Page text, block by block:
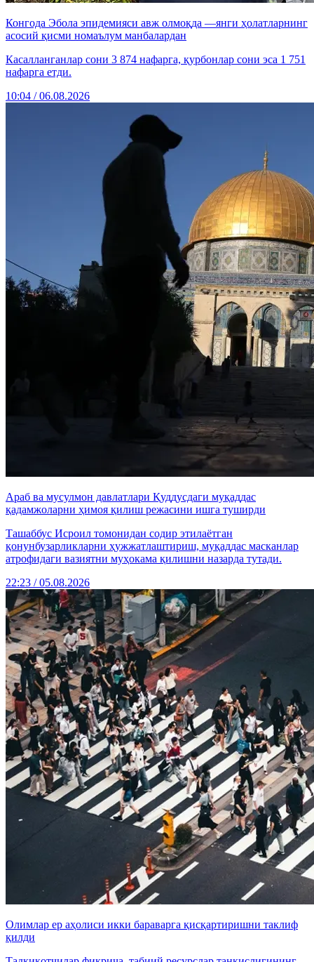
Конгода Эбола эпидемияси авж олмоқда —янги ҳолатларнинг
асосий қисми номаълум манбалардан
Касалланганлар сони 3 874 нафарга, қурбонлар сони эса 1 751
нафарга етди.
10:04 / 06.08.2026
Араб ва мусулмон давлатлари Қуддусдаги муқаддас
қадамжоларни ҳимоя қилиш режасини ишга туширди
Ташаббус Исроил томонидан содир этилаётган
қонунбузарликларни ҳужжатлаштириш, муқаддас масканлар
атрофидаги вазиятни муҳокама қилишни назарда тутади.
22:23 / 05.08.2026
Олимлар ер аҳолиси икки бараварга қисқартиришни таклиф
қилди